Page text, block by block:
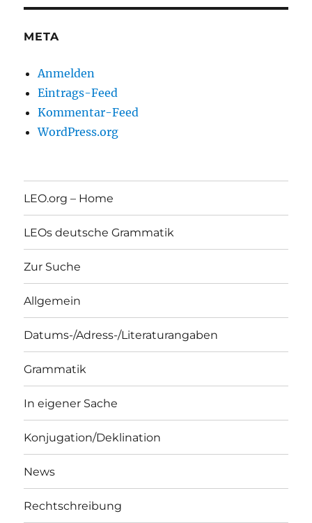
META
Anmelden
Eintrags-Feed
Kommentar-Feed
WordPress.org
LEO.org – Home
LEOs deutsche Grammatik
Zur Suche
Allgemein
Datums-/Adress-/Literaturangaben
Grammatik
In eigener Sache
Konjugation/Deklination
News
Rechtschreibung